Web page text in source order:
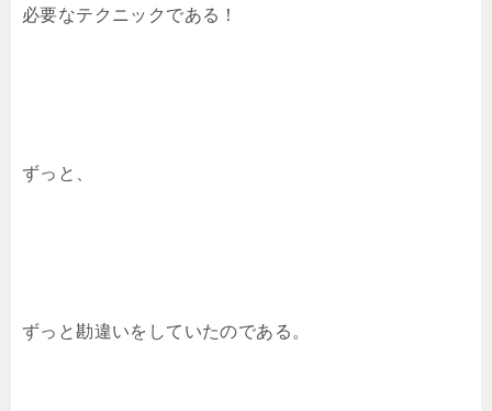
必要なテクニックである！
ずっと、
ずっと勘違いをしていたのである。